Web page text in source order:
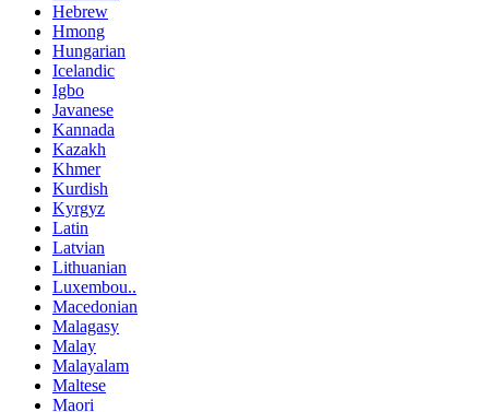
Hebrew
Hmong
Hungarian
Icelandic
Igbo
Javanese
Kannada
Kazakh
Khmer
Kurdish
Kyrgyz
Latin
Latvian
Lithuanian
Luxembou..
Macedonian
Malagasy
Malay
Malayalam
Maltese
Maori